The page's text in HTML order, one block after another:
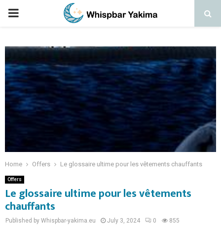
PRIMARY
Home Offers Le glossaire ultime pour les vêtements chauffants
Offers
Le glossaire ultime pour les vêtements
chauffants
Published by Whispbar-yakima.eu July 3, 2024 0 855